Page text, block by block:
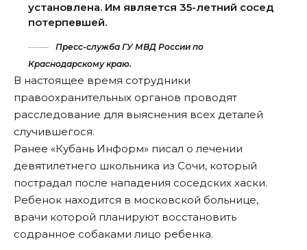
установлена. Им является 35-летний сосед
потерпевшей.
Пресс-служба ГУ МВД России по
Краснодарскому краю.
В настоящее время сотрудники
правоохранительных органов проводят
расследование для выяснения всех деталей
случившегося.
Ранее «Кубань Информ» писал о лечении
девятилетнего школьника из Сочи, который
пострадал после нападения соседских хаски.
Ребенок находится в московской больнице,
врачи которой планируют восстановить
содранное собаками лицо ребенка.